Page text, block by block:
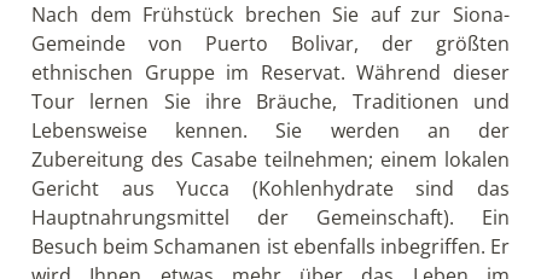
Nach dem Frühstück brechen Sie auf zur Siona-
Gemeinde von Puerto Bolivar, der größten
ethnischen Gruppe im Reservat. Während dieser
Tour lernen Sie ihre Bräuche, Traditionen und
Lebensweise kennen. Sie werden an der
Zubereitung des Casabe teilnehmen; einem lokalen
Gericht aus Yucca (Kohlenhydrate sind das
Hauptnahrungsmittel der Gemeinschaft). Ein
Besuch beim Schamanen ist ebenfalls inbegriffen. Er